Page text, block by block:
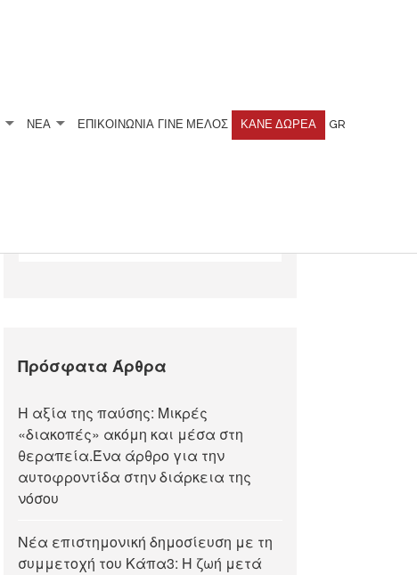
ΝΕΑ ΕΠΙΚΟΙΝΩΝΙΑ ΓΊΝΕ ΜΈΛΟΣ ΚΆΝΕ ΔΩΡΕΆ GR
Πρόσφατα Άρθρα
Η αξία της παύσης: Μικρές
«διακοπές» ακόμη και μέσα στη
θεραπεία.Ένα άρθρο για την
αυτοφροντίδα στην διάρκεια της
νόσου
Νέα επιστημονική δημοσίευση με τη
συμμετοχή του Κάπα3: Η ζωή μετά